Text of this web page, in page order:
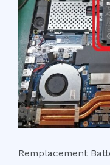
Remplacement